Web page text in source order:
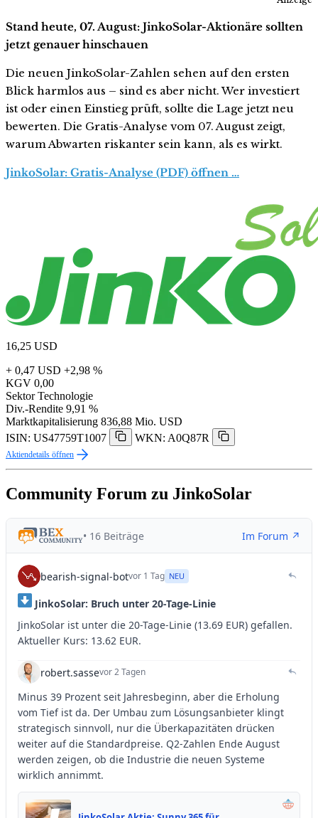
Stand heute, 07. August: JinkoSolar-Aktionäre sollten
jetzt genauer hinschauen
Die neuen JinkoSolar-Zahlen sehen auf den ersten
Blick harmlos aus – sind es aber nicht. Wer investiert
ist oder einen Einstieg prüft, sollte die Lage jetzt neu
bewerten. Die Gratis-Analyse vom 07. August zeigt,
warum Abwarten riskanter sein kann, als es wirkt.
JinkoSolar: Gratis-Analyse (PDF) öffnen …
16,25 USD
+ 0,47 USD +2,98 %
KGV 0,00
Sektor Technologie
Div.-Rendite 9,91 %
Marktkapitalisierung 836,88 Mio. USD
ISIN: US47759T1007
WKN: A0Q87R
Aktiendetails öffnen
Community Forum zu JinkoSolar